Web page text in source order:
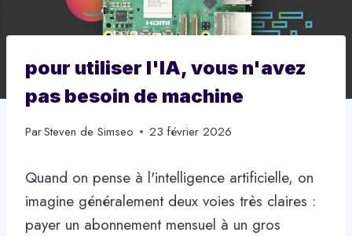
pour utiliser l'IA, vous n'avez
pas besoin de machine
ParSteven de Simseo 23 février 2026
Quand on pense à l'intelligence artificielle, on
imagine généralement deux voies très claires :
payer un abonnement mensuel à un gros